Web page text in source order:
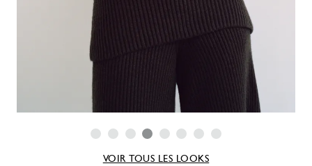
VOIR TOUS LES LOOKS